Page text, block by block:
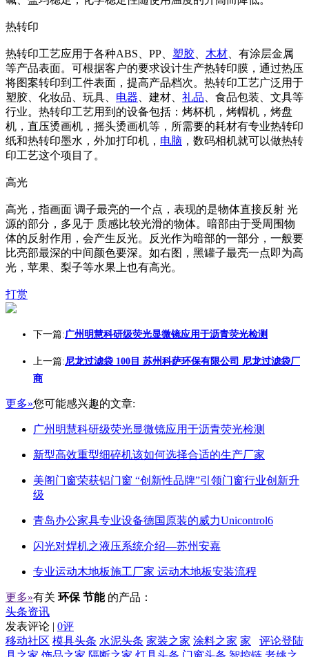
热转印
热转印工艺应用于各种ABS、PP、 塑胶 木材 、有涂层金属
等产品表面。可根据客户的要求设计生产热转印膜，通过热压
将图案转印到工件表面，提高产品档次。热转印工艺广泛用于
塑胶、化妆品、玩具、 电器 、建材、 礼品 、食品包装、文具等
行业。热转印工艺用到的设备包括：烤杯机，烤帽机，烤盘
机，直压烫画机，摇头烫画机等，所需要的耗材有专业热转印
纸和热转印墨水，外加打印机， 电脑 ，数码相机就可以做热转
印工艺这个项目了。
高光
高光，指画面 调子最亮的一个点，表现的是物体直接反射 光
源的部分，多见于 质感比较光滑的物体。暗部由于受周围物
体的反射作用，会产生反光。反光作为暗部的一部分，一般要
比亮部最深的中间颜色要深。如右图，黑罐子最亮一点即为高
光，苹果、梨子等水果上也有高光。
打赏
下一篇:广州明慧科研级荧光显微镜应用于沥青荧光检测
上一篇:尼龙过滤袋 100目 苏州科萨环保有限公司 尼龙过滤袋厂
商
更多»您可能感兴趣的文章:
广州明慧科研级荧光显微镜应用于沥青荧光检测
新型高效重型细碎机该如何选择合适的生产厂家
美阁门窗荣获铝门窗 “创新性品牌”引领门窗行业创新升
级
青岛办公家具专业设备德国原装的威力Unicontrol6
闪光对焊机之液压系统介绍—苏州安嘉
专业运动木地板施工厂家 运动木地板安装流程
更多»有关 环保 节能 的产品：
头条资讯
发表评论 | 0评
评论登陆
移动社区 模具头条 水泥头条 家装之家 涂料之家 家